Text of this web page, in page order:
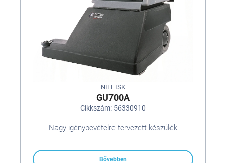
NILFISK
GU700A
Cikkszám: 56330910
Nagy igénybevételre tervezett készülék
Bővebben